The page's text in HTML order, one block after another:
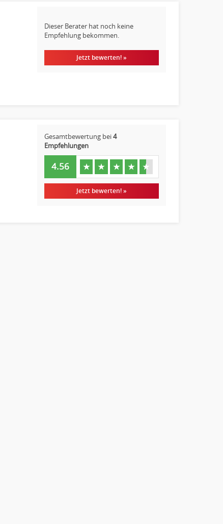
Dieser Berater hat noch keine
Empfehlung bekommen.
Jetzt bewerten! »
Gesamtbewertung bei4
Empfehlungen
4.56 ★ ★ ★ ★ ★
Jetzt bewerten! »